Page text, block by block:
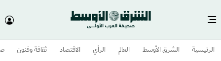
الرئيسية الشرق الأوسط​ العالم الرأي الاقتصاد ثقافة وفنون